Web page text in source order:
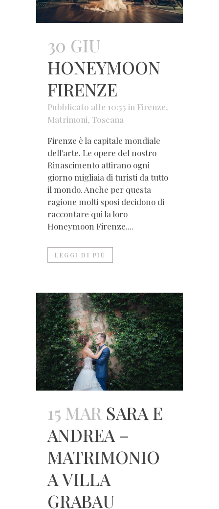
30 GIU
HONEYMOON
FIRENZE
Pubblicato alle 10:55 in Firenze,
Matrimoni, Toscana
Firenze è la capitale mondiale
dell'arte. Le opere del nostro
Rinascimento attirano ogni
giorno migliaia di turisti da tutto
il mondo. Anche per questa
ragione molti sposi decidono di
raccontare qui la loro
Honeymoon Firenze....
LEGGI DI PIÙ
15 MAR SARA E
ANDREA –
MATRIMONIO
A VILLA
GRABAU